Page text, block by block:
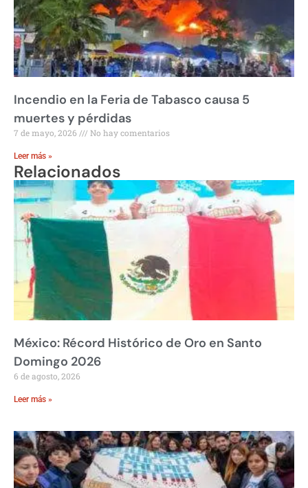
Incendio en la Feria de Tabasco causa 5
muertes y pérdidas
7 de mayo, 2026 No hay comentarios
Leer más »
Relacionados
México: Récord Histórico de Oro en Santo
Domingo 2026
6 de agosto, 2026
Leer más »